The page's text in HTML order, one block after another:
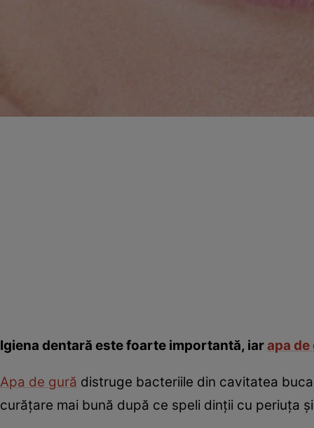
Igiena dentară este foarte importantă, iarapa de
Apa de gură distruge bacteriile din cavitatea
curăţare mai bună după ce speli dinţii cu periuţa